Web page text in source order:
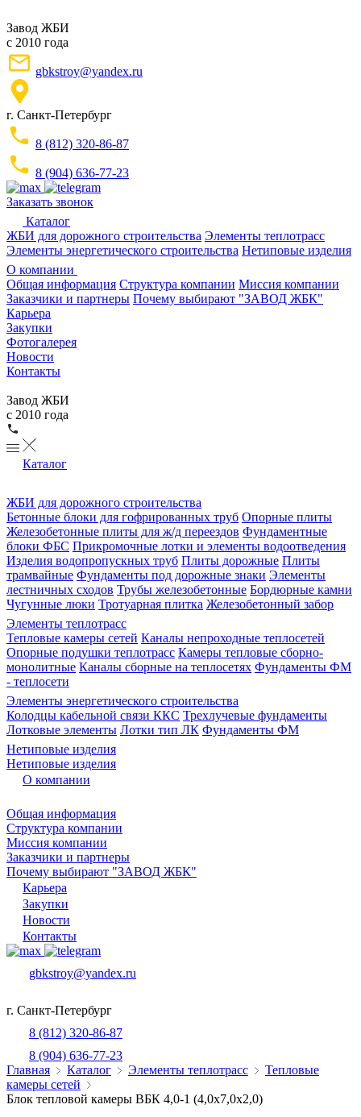
Завод ЖБИ
с 2010 года
gbkstroy@yandex.ru
г. Санкт-Петербург
8 (812) 320-86-87
8 (904) 636-77-23
Заказать звонок
Каталог
ЖБИ для дорожного строительства Элементы теплотрасс
Элементы энергетического строительства Нетиповые изделия
О компании
Общая информация Структура компании Миссия компании
Заказчики и партнеры Почему выбирают "ЗАВОД ЖБК"
Карьера
Закупки
Фотогалерея
Новости
Контакты
Завод ЖБИ
с 2010 года
Каталог
ЖБИ для дорожного строительства
Бетонные блоки для гофрированных труб Опорные плиты
Железобетонные плиты для ж/д переездов Фундаментные
блоки ФБС Прикромочные лотки и элементы водоотведения
Изделия водопропускных труб Плиты дорожные Плиты
трамвайные Фундаменты под дорожные знаки Элементы
лестничных сходов Трубы железобетонные Бордюрные камни
Чугунные люки Тротуарная плитка Железобетонный забор
Элементы теплотрасс
Тепловые камеры сетей Каналы непроходные теплосетей
Опорные подушки теплотрасс Камеры тепловые сборно-
монолитные Каналы сборные на теплосетях Фундаменты ФМ
- теплосети
Элементы энергетического строительства
Колодцы кабельной связи ККС Трехлучевые фундаменты
Лотковые элементы Лотки тип ЛК Фундаменты ФМ
Нетиповые изделия
Нетиповые изделия
О компании
Общая информация
Структура компании
Миссия компании
Заказчики и партнеры
Почему выбирают "ЗАВОД ЖБК"
Карьера
Закупки
Новости
Контакты
gbkstroy@yandex.ru
г. Санкт-Петербург
8 (812) 320-86-87
8 (904) 636-77-23
Главная
Каталог Элементы теплотрасс
Тепловые
камеры сетей
Блок тепловой камеры ВБК 4,0-1 (4,0х7,0х2,0)